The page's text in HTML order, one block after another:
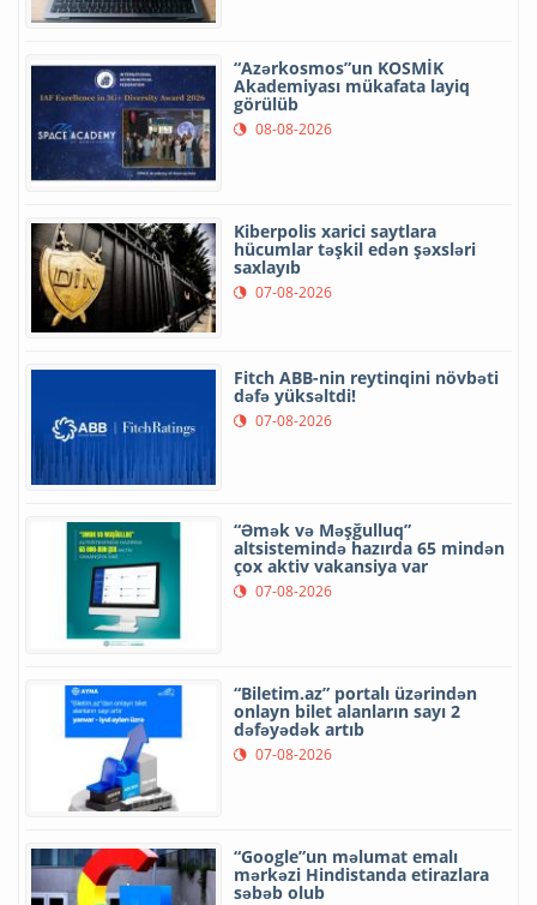
“Azərkosmos”un KOSMİK
Akademiyası mükafata layiq
görülüb
08-08-2026
Kiberpolis xarici saytlara
hücumlar təşkil edən şəxsləri
saxlayıb
07-08-2026
Fitch ABB-nin reytinqini növbəti
dəfə yüksəltdi!
07-08-2026
“Əmək və Məşğulluq”
altsistemində hazırda 65 mindən
çox aktiv vakansiya var
07-08-2026
“Biletim.az” portalı üzərindən
onlayn bilet alanların sayı 2
dəfəyədək artıb
07-08-2026
“Google”un məlumat emalı
mərkəzi Hindistanda etirazlara
səbəb olub